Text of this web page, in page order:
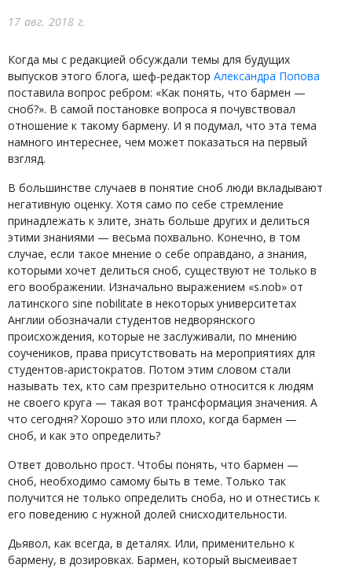
17 авг. 2018 г.
Когда мы с редакцией обсуждали темы для будущих
выпусков этого блога, шеф-редактор Александра Попова
поставила вопрос ребром: «Как понять, что бармен —
сноб?». В самой постановке вопроса я почувствовал
отношение к такому бармену. И я подумал, что эта тема
намного интереснее, чем может показаться на первый
взгляд.
В большинстве случаев в понятие сноб люди вкладывают
негативную оценку. Хотя само по себе стремление
принадлежать к элите, знать больше других и делиться
этими знаниями — весьма похвально. Конечно, в том
случае, если такое мнение о себе оправдано, а знания,
которыми хочет делиться сноб, существуют не только в
его воображении. Изначально выражением «s.nob» от
латинского sine nobilitate в некоторых университетах
Англии обозначали студентов недворянского
происхождения, которые не заслуживали, по мнению
соучеников, права присутствовать на мероприятиях для
студентов-аристократов. Потом этим словом стали
называть тех, кто сам презрительно относится к людям
не своего круга — такая вот трансформация значения. А
что сегодня? Хорошо это или плохо, когда бармен —
сноб, и как это определить?
Ответ довольно прост. Чтобы понять, что бармен —
сноб, необходимо самому быть в теме. Только так
получится не только определить сноба, но и отнестись к
его поведению с нужной долей снисходительности.
Дьявол, как всегда, в деталях. Или, применительно к
бармену, в дозировках. Бармен, который высмеивает